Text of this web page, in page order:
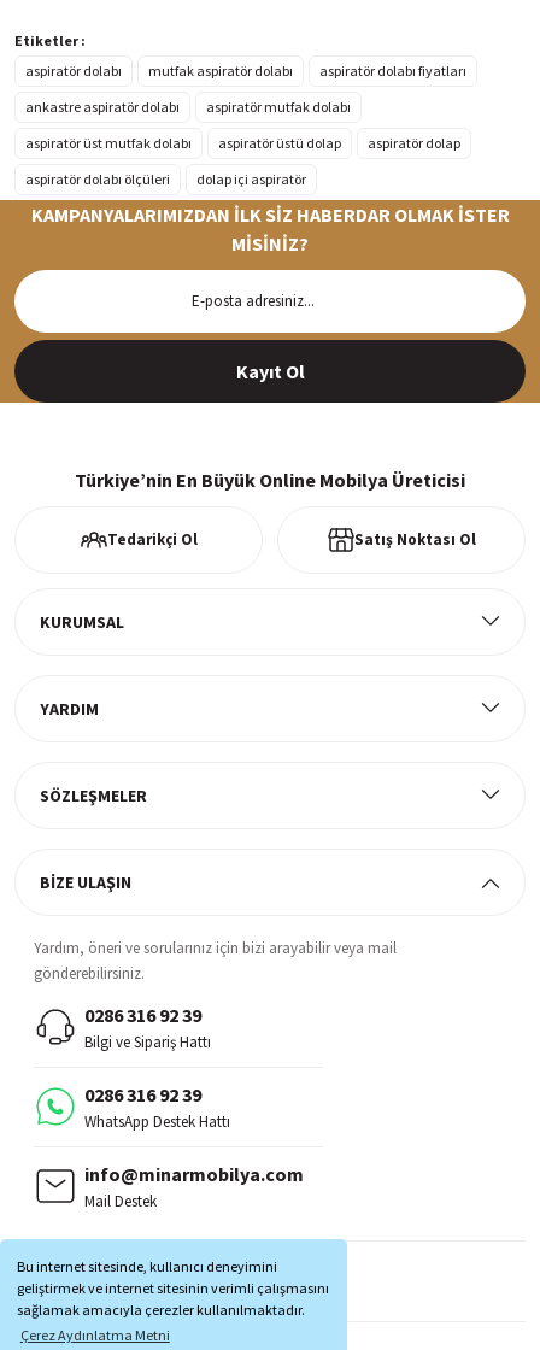
Bu internet sitesinde, kullanıcı deneyimini
geliştirmek ve internet sitesinin verimli çalışmasını
sağlamak amacıyla çerezler kullanılmaktadır.
Çerez Aydınlatma Metni
Etiketler :
aspiratör dolabı
mutfak aspiratör dolabı
aspiratör dolabı fiyatları
ankastre aspiratör dolabı
aspiratör mutfak dolabı
aspiratör üst mutfak dolabı
aspiratör üstü dolap
aspiratör dolap
aspiratör dolabı ölçüleri
dolap içi aspiratör
Siparişleriniz en kısa sürede hazırlanarak kargoya verilir
KAMPANYALARIMIZDAN İLK SİZ HABERDAR OLMAK İSTER
MİSİNİZ?
Kayıt Ol
Türkiye’nin En Büyük Online Mobilya Üreticisi
Tedarikçi Ol Satış Noktası Ol
KURUMSAL
YARDIM
SÖZLEŞMELER
BİZE ULAŞIN
Yardım, öneri ve sorularınız için bizi arayabilir veya mail
gönderebilirsiniz.
0286 316 92 39
Bilgi ve Sipariş Hattı
0286 316 92 39
WhatsApp Destek Hattı
info@minarmobilya.com
Mail Destek
MOBİL UYGULAMALAR: